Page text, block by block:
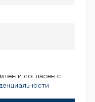
254К
BTZ-
и согласен с